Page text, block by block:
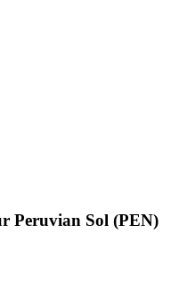
Peruvian Sol (PEN)